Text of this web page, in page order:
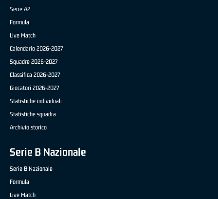
Serie A2
Formula
Live Match
Calendario 2026-2027
Squadre 2026-2027
Classifica 2026-2027
Giocatori 2026-2027
Statistiche individuali
Statistiche squadra
Archivio storico
Serie B Nazionale
Serie B Nazionale
Formula
Live Match